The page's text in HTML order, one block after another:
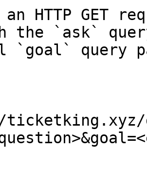
an HTTP GET
the `ask`
`goal` query